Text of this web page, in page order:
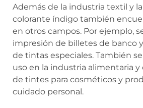
Además de la industria textil y
colorante índigo también
en otros campos. Por ejemplo,
impresión de billetes de banco
de tintas especiales. También
uso en la industria alimentaria
de tintes para cosméticos y
cuidado personal.